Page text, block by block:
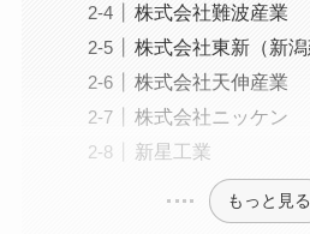
株式会社難波産業
株式会社東新（新潟
株式会社天伸産業
株式会社ニッケン
新星工業
もっと見る